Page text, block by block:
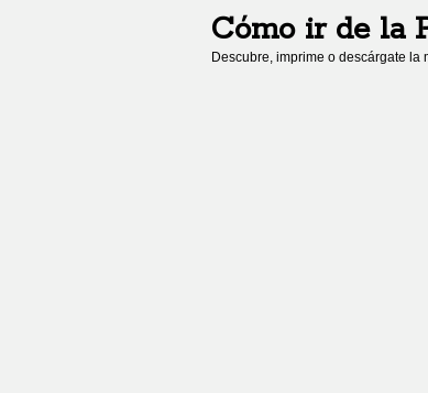
Cómo ir de la
Descubre, imprime o descárgate la